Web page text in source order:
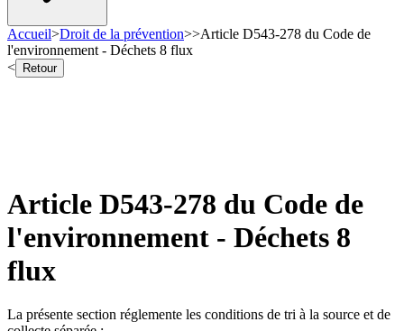
Accueil>Droit de la prévention>>Article D543-278 du Code de
l'environnement - Déchets 8 flux
<
Retour
Article D543-278 du Code de
l'environnement - Déchets 8
flux
La présente section réglemente les conditions de tri à la source et de